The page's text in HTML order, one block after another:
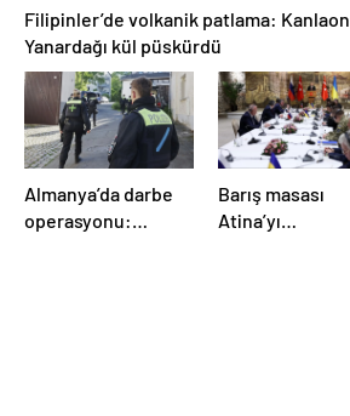
Filipinler’de volkanik patlama: Kanlaon
Yanardağı kül püskürdü
Almanya’da darbe
operasyonu:
Barış masası
Atina’yı